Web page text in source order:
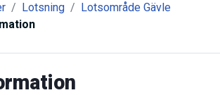
Lotsning
Lotsområde Gävle